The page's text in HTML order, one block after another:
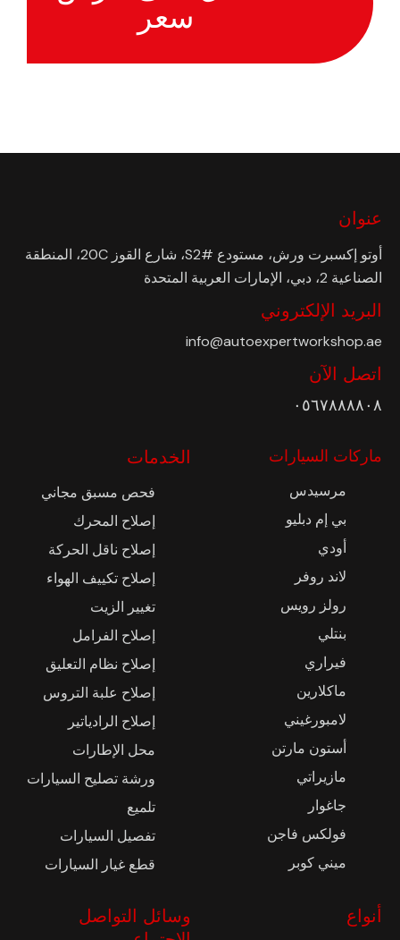
سعر
عنوان
أوتو إكسبرت ورش، مستودع #S2، شارع القوز 20C، المنطقة
الصناعية 2، دبي، الإمارات العربية المتحدة
البريد الإلكتروني
info@autoexpertworkshop.ae
اتصل الآن
٠٥٦٧٨٨٨٨٠٨
ماركات السيارات
مرسيدس
بي إم دبليو
أودي
لاند روفر
رولز رويس
بنتلي
فيراري
ماكلارين
لامبورغيني
أستون مارتن
مازيراتي
جاغوار
فولكس فاجن
ميني كوبر
الخدمات
فحص مسبق مجاني
إصلاح المحرك
إصلاح ناقل الحركة
إصلاح تكييف الهواء
تغيير الزيت
إصلاح الفرامل
إصلاح نظام التعليق
إصلاح علبة التروس
إصلاح الرادياتير
محل الإطارات
ورشة تصليح السيارات
تلميع
تفصيل السيارات
قطع غيار السيارات
أنواع
وسائل التواصل